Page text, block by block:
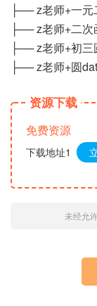
├── z老师+一
├── z老师+二
├── z老师+初三
├── z老师+圆
资源下载
免费资源
下载地址1
未经允